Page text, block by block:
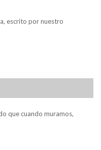
escrito por nuestro
que cuando muramos,